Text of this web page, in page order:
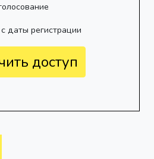
даты регистрации
доступ